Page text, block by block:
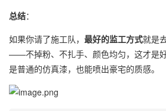
总结：
如果你请了施工队， 最好的监工方式就是
——不掉粉、不扎手、颜色均匀，这才是
是普通的仿真漆，也能喷出豪宅的质感。